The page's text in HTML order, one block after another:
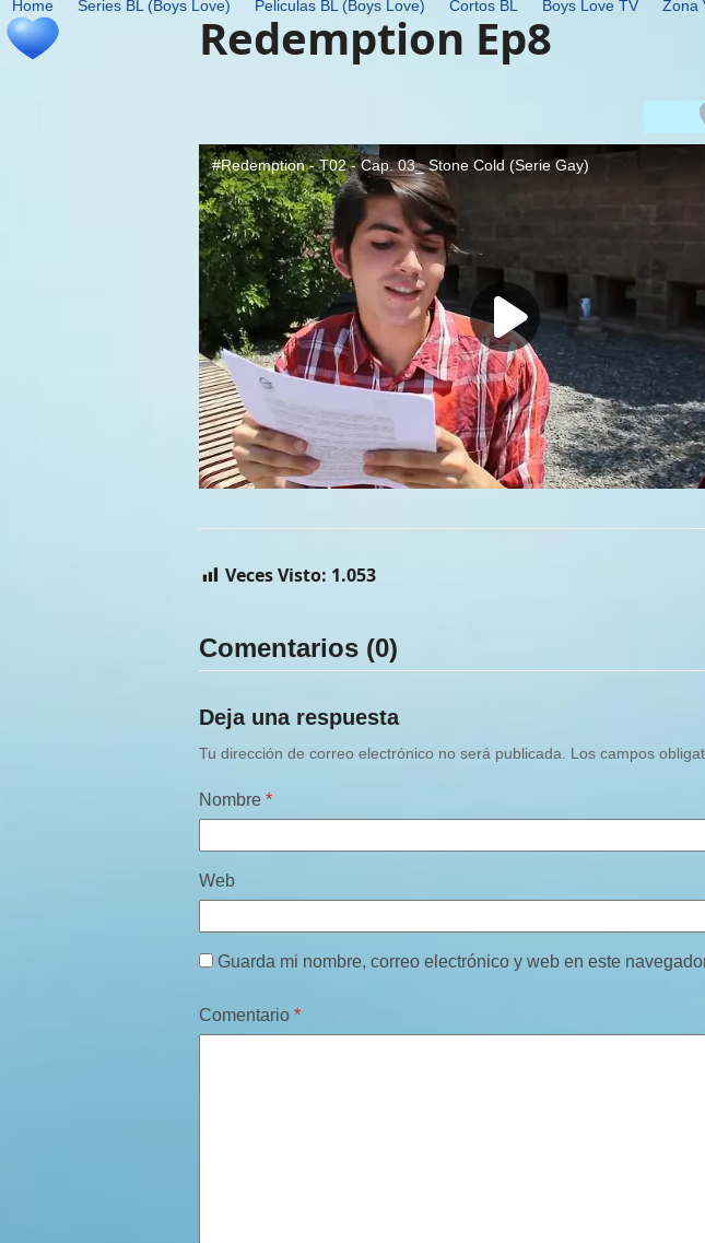
Skip
to
content
Home Series BL (Boys Love) Peliculas BL (Boys Love) Cortos BL Boys Love TV Zona
Redemption Ep8
Veces Visto: 1.053
Comentarios (0)
Deja una respuesta
Tu dirección de correo electrónico no será publicada. Los campos
Nombre *
Web
Guarda mi nombre, correo electrónico y web en este
Comentario *